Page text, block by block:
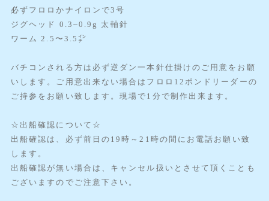
必ずフロロかナイロンで3号
ジグヘッド 0.3~0.9g 太軸針
ワーム 2.5〜3.5㌅
バチコンされる方は必ず逆ダン一本針仕掛けのご用意をお願
いします。ご用意出来ない場合はフロロ12ポンドリーダーの
ご持参をお願い致します。現場で1分で制作出来ます。
☆出船確認について☆
出船確認は、必ず前日の19時～21時の間にお電話お願い致
します。
出船確認が無い場合は、キャンセル扱いとさせて頂くことも
ございますのでご注意下さい。